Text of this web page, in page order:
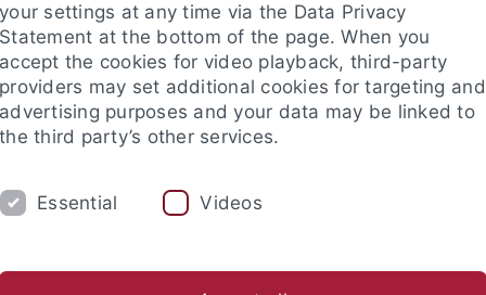
PROF. DR. F. BÖCKLER
your settings at any time via the Data Privacy
Statement at the bottom of the page. When you
accept the cookies for video playback, third-party
providers may set additional cookies for targeting and
advertising purposes and your data may be linked to
the third party’s other services.
Essential Videos